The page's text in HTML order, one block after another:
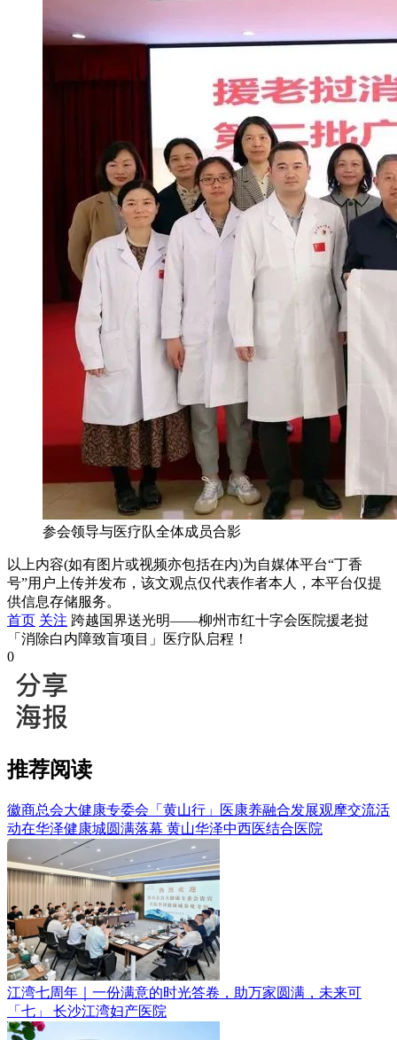
参会领导与医疗队全体成员合影
以上内容(如有图片或视频亦包括在内)为自媒体平台“丁香
号”用户上传并发布，该文观点仅代表作者本人，本平台仅提
供信息存储服务。
首页 关注 跨越国界送光明——柳州市红十字会医院援老挝
「消除白内障致盲项目」医疗队启程！
0
推荐阅读
徽商总会大健康专委会「黄山行」医康养融合发展观摩交流活
动在华泽健康城圆满落幕 黄山华泽中西医结合医院
江湾七周年｜一份满意的时光答卷，助万家圆满，未来可
「七」 长沙江湾妇产医院